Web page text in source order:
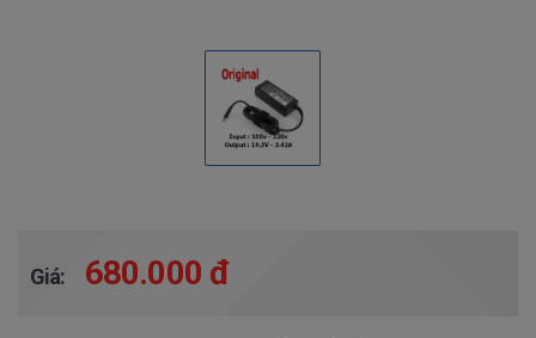
Giá: 680.000 đ